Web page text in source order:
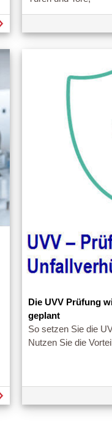
Die UVV Prüfung
geplant
So setzen Sie die
Nutzen Sie die